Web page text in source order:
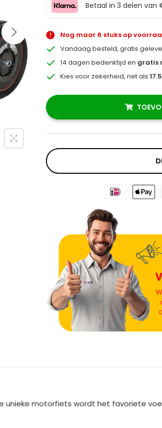
Betaal in 3 delen van
Nog maar 6 stuks op
Vandaag besteld, gratis
14 dagen bedenktijd en gratis
Kies voor zekerheid, net als
r
motorfiets wordt het favoriete